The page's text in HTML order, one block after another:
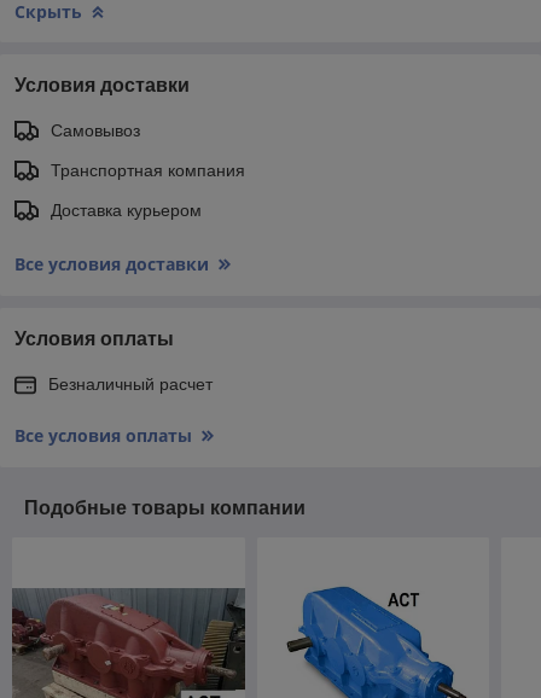
Скрыть
Условия доставки
Самовывоз
Транспортная компания
Доставка курьером
Все условия доставки
Условия оплаты
Безналичный расчет
Все условия оплаты
Подобные товары компании